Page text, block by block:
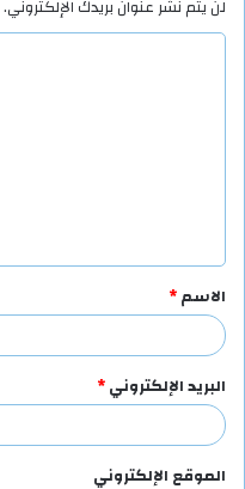
لن يتم نشر عنوان بريدك الإلكتروني.
ق
*
الاسم*
البريد الإلكتروني*
الموقع الإلكتروني